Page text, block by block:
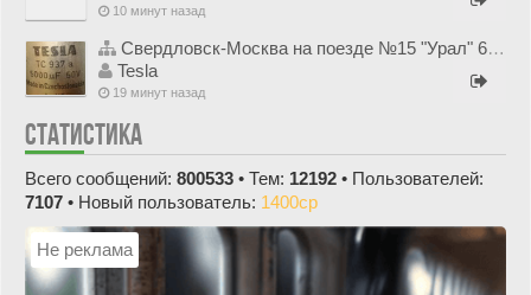
10 минут назад
Свердловск-Москва на поезде №15 "Урал" 6-7 августа 1995 года
Tesla
19 минут назад
СТАТИСТИКА
Всего сообщений: 800533 • Тем: 12192 • Пользователей:
7107 • Новый пользователь: 1400cp
Не реклама